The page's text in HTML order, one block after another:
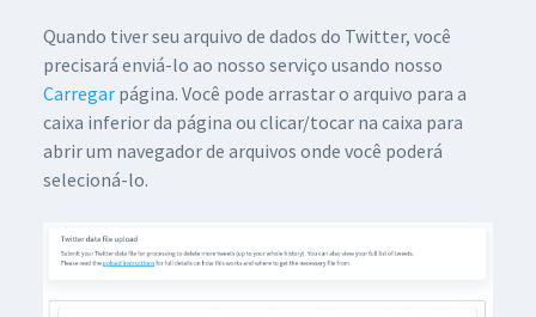
Quando tiver seu arquivo de dados do Twitter, você
precisará enviá-lo ao nosso serviço usando nosso
Carregarpágina. Você pode arrastar o arquivo para a
caixa inferior da página ou clicar/tocar na caixa para
abrir um navegador de arquivos onde você poderá
selecioná-lo.